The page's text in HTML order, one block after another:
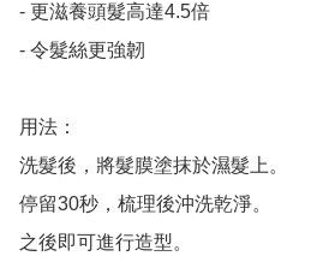
- 更滋養頭髮高達4.5倍
- 令髮絲更強韌
用法：
洗髮後，將髮膜塗抹於濕髮上。
停留30秒，梳理後沖洗乾淨。
之後即可進行造型。